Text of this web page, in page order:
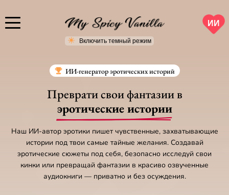
ИИ
ИИ-генератор эротических историй
Преврати свои фантазии в
эротические истории
Наш ИИ-автор эротики пишет чувственные, захватывающие
истории под твои самые тайные желания. Создавай
эротические сюжеты под себя, безопасно исследуй свои
кинки или превращай фантазии в красиво озвученные
аудиокниги — приватно и без осуждения.